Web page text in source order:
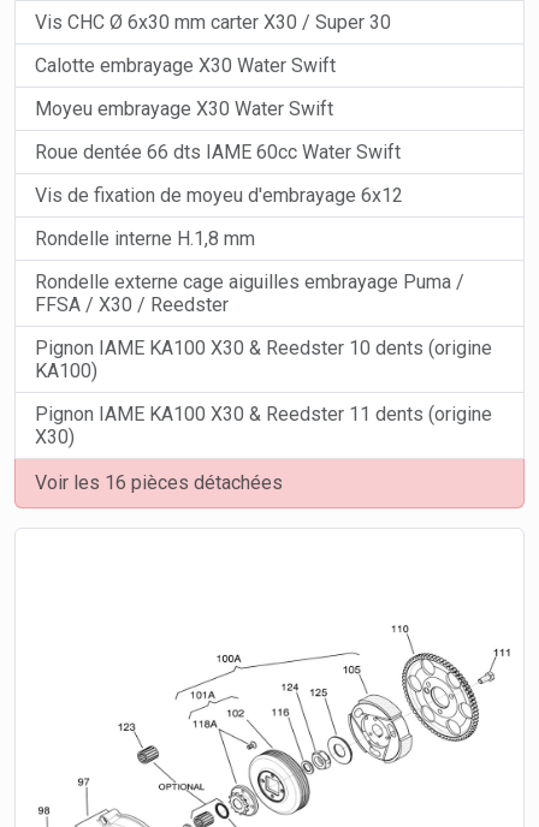
Vis CHC Ø 6x30 mm carter X30 / Super 30
Calotte embrayage X30 Water Swift
Moyeu embrayage X30 Water Swift
Roue dentée 66 dts IAME 60cc Water Swift
Vis de fixation de moyeu d'embrayage 6x12
Rondelle interne H.1,8 mm
Rondelle externe cage aiguilles embrayage Puma /
FFSA / X30 / Reedster
Pignon IAME KA100 X30 & Reedster 10 dents (origine
KA100)
Pignon IAME KA100 X30 & Reedster 11 dents (origine
X30)
Voir les 16 pièces détachées